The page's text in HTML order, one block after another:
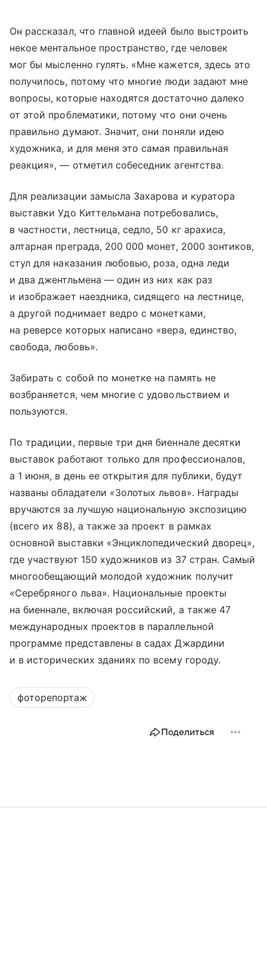
Он рассказал, что главной идеей было выстроить
некое ментальное пространство, где человек
мог бы мысленно гулять. «Мне кажется, здесь это
получилось, потому что многие люди задают мне
вопросы, которые находятся достаточно далеко
от этой проблематики, потому что они очень
правильно думают. Значит, они поняли идею
художника, и для меня это самая правильная
реакция», — отметил собеседник агентства.
Для реализации замысла Захарова и куратора
выставки Удо Киттельмана потребовались,
в частности, лестница, седло, 50 кг арахиса,
алтарная преграда, 200 000 монет, 2000 зонтиков,
стул для наказания любовью, роза, одна леди
и два джентльмена — один из них как раз
и изображает наездника, сидящего на лестнице,
а другой поднимает ведро с монетками,
на реверсе которых написано «вера, единство,
свобода, любовь».
Забирать с собой по монетке на память не
возбраняется, чем многие с удовольствием и
пользуются.
По традиции, первые три дня биеннале десятки
выставок работают только для профессионалов,
а 1 июня, в день ее открытия для публики, будут
названы обладатели «Золотых львов». Награды
вручаются за лучшую национальную экспозицию
(всего их 88), а также за проект в рамках
основной выставки «Энциклопедический дворец»,
где участвуют 150 художников из 37 стран. Самый
многообещающий молодой художник получит
«Серебряного льва». Национальные проекты
на биеннале, включая российский, а также 47
международных проектов в параллельной
программе представлены в садах Джардини
и в исторических зданиях по всему городу.
фоторепортаж
Поделиться